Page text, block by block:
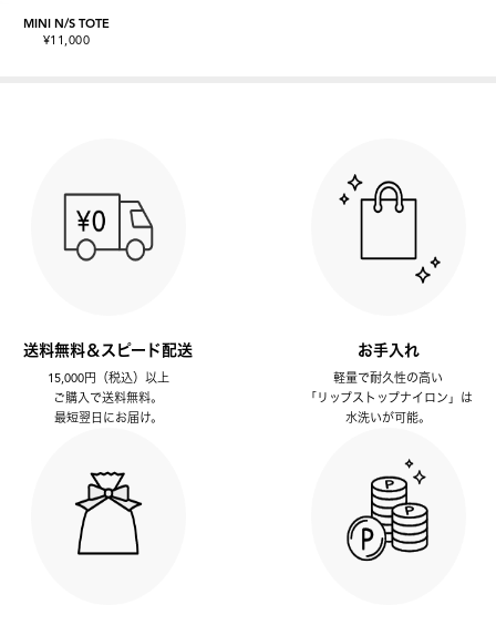
MINI N/S TOTE
¥11,000
送料無料＆スピード配送
15,000円（税込）以上
ご購入で送料無料。
最短翌日にお届け。
お手入れ
軽量で耐久性の高い
「リップストップナイロン」は
水洗いが可能。